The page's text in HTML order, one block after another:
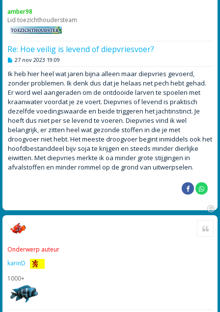
amber98
Lid toezichthoudersteam
Re: Hoe veilig is levend of diepvriesvoer?
B
r
c
h
27 nov 2023 19:09
Ik heb hier heel wat jaren bijna alleen maar diepvries gevoerd,
zonder problemen. Ik denk dus dat je helaas net pech hebt gehad.
Er word wel aangeraden om de ontdooide larven te spoelen met
kraanwater voordat je ze voert. Diepvries of levend is praktisch
dezelfde voedingswaarde en beide triggeren het jachtinstinct. Je
hoeft dus niet per se levend te voeren. Diepvries vind ik wel
belangrijk, er zitten heel wat gezonde stoffen in die je met
droogvoer niet hebt. Het meeste droogvoer begint inmiddels ook het
hoofdbestanddeel bijv soja te krijgen en steeds minder dierlijke
eiwitten. Met diepvries merkte ik oa minder grote stijgingen in
afvalstoffen en minder rommel op de grond van uitwerpselen.
O
Onderwerp auteur
karinD
1000+